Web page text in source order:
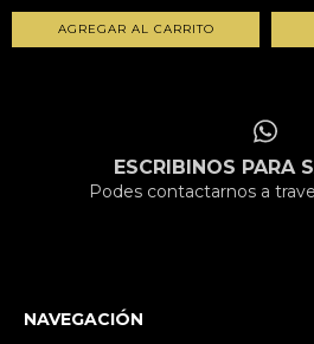
ESCRIBINOS PARA
Podes contactarnos a
NAVEGACIÓN